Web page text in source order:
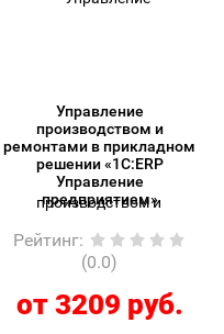
Управление
производством и
ремонтами в прикладном
решении «1С:ERP
Управление
предприятием»
Рейтинг:
(0.0)
от 3209 руб.